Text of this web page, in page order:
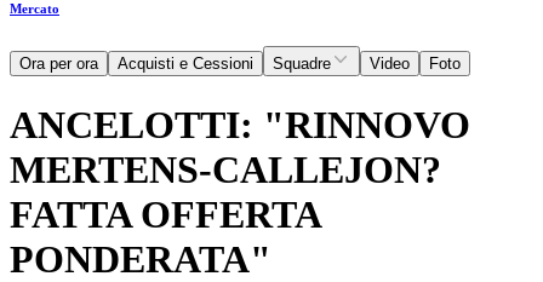
Mercato
Ora per ora Acquisti e Cessioni Squadre Video Foto
ANCELOTTI: "RINNOVO
MERTENS-CALLEJON?
FATTA OFFERTA
PONDERATA"